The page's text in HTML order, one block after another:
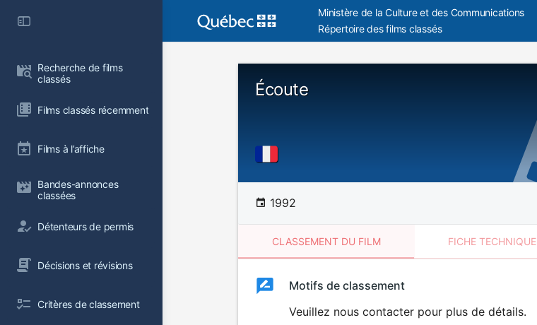
Recherche de films
classés
Films classés récemment
Films à l’affiche
Bandes-annonces
classées
Détenteurs de permis
Décisions et révisions
Critères de classement
Ministère de la Culture et des Communications
Répertoire des films classés
Écoute
1992
CLASSEMENT DU FILM FICHE TECHNIQUE
ClassementClassement
Motifs de classement
Veuillez nous contacter pour plus de détails.